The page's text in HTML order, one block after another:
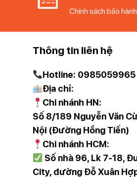
Tên sản phẩm: Máy lọc
Thương hiệu: Philips.
Xuất xứ: Hà Lan.
Model: GP5601.
Công suất: 5.5W.
Điện áp: DC 5V.
Chính sách bảo
Thông tin liên hệ
Hotline:
Địa chỉ:
Chi nhánh HN:
Số 8/189 Nguyễn Văn
Nội (Đường Hồng Tiến)
Chi nhánh HCM:
Số nhà 96, Lk 7-18,
City, đường Đỗ Xuân